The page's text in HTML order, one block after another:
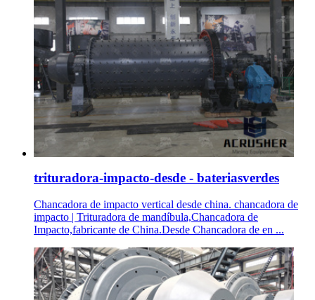
trituradora-impacto-desde - bateriasverdes
Chancadora de impacto vertical desde china. chancadora de
impacto | Trituradora de mandíbula,Chancadora de
Impacto,fabricante de China.Desde Chancadora de en ...